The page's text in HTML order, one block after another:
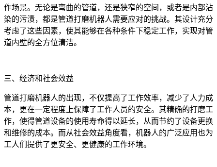
作场景。无论是弯曲的管道，还是狭窄的空间，或者是内部沾
染的污渍，都是管道打磨机器人需要应对的挑战。其设计充分
考虑了这些因素，使其能够在各种条件下稳定工作，实现对管
道内壁的全方位清洁。
三、经济和社会效益
管道打磨机器人的出现，不仅提高了工作效率，减少了人力成
本，更在一定程度上保障了工作人员的安全。其精确的打磨工
作，使得管道设备的使用寿命得以延长，从而节约了设备更换
和维修的成本。而从社会效益角度看，机器人的广泛应用也为
工人们提供了更安全、更健康的工作环境。